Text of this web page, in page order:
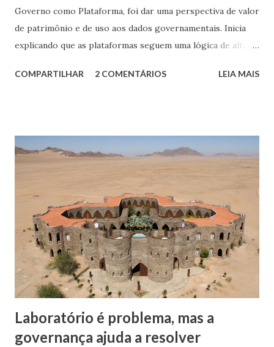
Governo como Plataforma, foi dar uma perspectiva de valor
de patrimônio e de uso aos dados governamentais. Inicia
explicando que as plataformas seguem uma lógica de alto
investir, mas permitem à população, ao utilizarem essa
trafegarem seus produtos, serviços, passageiros, estimular
turismo e economias integradoras etc.. Em outras palavras,
uma plataforma rodoviária do governo, mesmo em
concessão, será usada pela sociedade, mesmo a custo de
pedágios. O mesmo serve para plataformas digitais. O
governo americano durante a gestão Reagan, em 1983,
tornou disponível ao mundo o Sistema de Posicionamento
Global - GPS. A partir do uso mundial dessa plataforma
podemos calcular quantos outros produtos e serviços
foram gerado...
COMPARTILHAR 2 COMENTÁRIOS LEIA MAIS
Laboratório é problema, mas a
governança ajuda a resolver